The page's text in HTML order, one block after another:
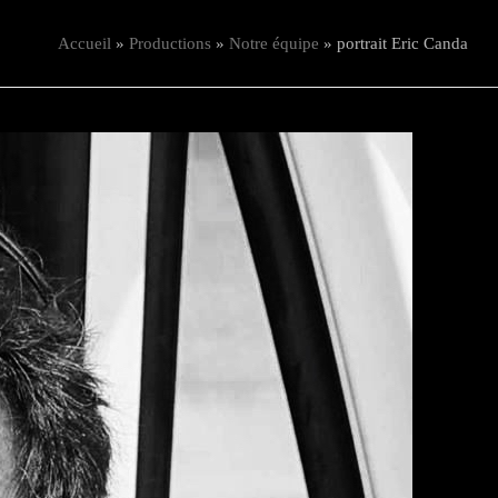
Accueil »Productions »Notre équipe »portrait Eric Canda